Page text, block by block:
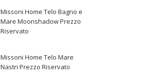
Missoni Home Telo Bagno e
Mare Moonshadow Prezzo
Riservato
Missoni Home Telo Mare
Nastri Prezzo Riservato